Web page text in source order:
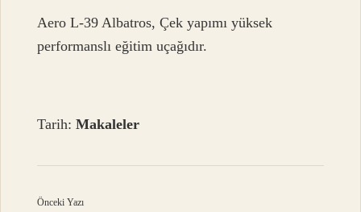
Aero L-39 Albatros, Çek yapımı yüksek
performanslı eğitim uçağıdır.
Tarih:Makaleler
Önceki Yazı